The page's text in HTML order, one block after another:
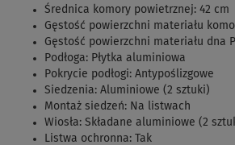
Średnica komory powietrznej: 42 cm
Gęstość powierzchni materiału
Gęstość powierzchni materiału dna
Podłoga: Płytka aluminiowa
Pokrycie podłogi: Antypoślizgowe
Siedzenia: Aluminiowe (2 sztuki)
Montaż siedzeń: Na listwach
Wiosła: Składane aluminiowe (2
Listwa ochronna: Tak